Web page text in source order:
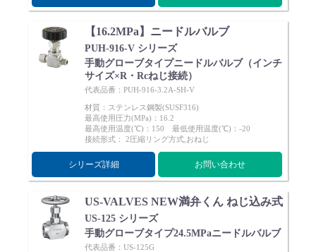
【16.2MPa】ニードルバルブ
PUH-916-V シリーズ
手動グローブタイプニードルバルブ（インチ
サイズ×R・Rcねじ接続）
代表品番：PUH-916-3.2A-SH-V
材質：ステンレス鋼製(SUSF316)
最高使用圧力(MPa)：16.2
最高使用温度(℃)：150 最低使用温度(℃)：-20
接続形式： 2圧縮リング方式,おねじ
シリーズ詳細 お問い合わせ
US-VALVES NEW満弁くん ねじ込み式
US-125 シリーズ
手動グローブタイプ24.5MPaニードルバルブ
代表品番：US-125G